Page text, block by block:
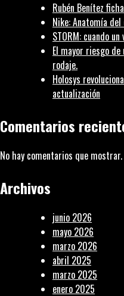
Rubén Benítez
Nike: Anatomía
STORM: cuando
El mayor riesgo
rodaje.
Holosys
actualización
Comentarios
No hay comentarios que mostrar.
Archivos
junio 2026
mayo 2026
marzo 2026
abril 2025
marzo 2025
enero 2025